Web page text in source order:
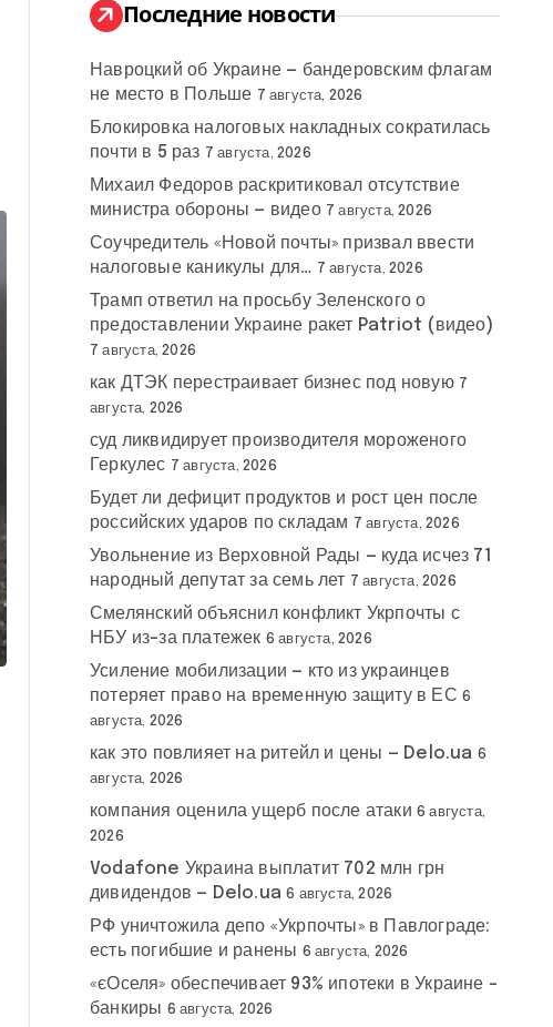
:
Последние новости
Навроцкий об Украине — бандеровским флагам
не место в Польше 7 августа, 2026
Блокировка налоговых накладных сократилась
почти в 5 раз 7 августа, 2026
Михаил Федоров раскритиковал отсутствие
министра обороны — видео 7 августа, 2026
Соучредитель «Новой почты» призвал ввести
налоговые каникулы для… 7 августа, 2026
Трамп ответил на просьбу Зеленского о
предоставлении Украине ракет Patriot (видео)
7 августа, 2026
как ДТЭК перестраивает бизнес под новую 7
августа, 2026
суд ликвидирует производителя мороженого
Геркулес 7 августа, 2026
Будет ли дефицит продуктов и рост цен после
российских ударов по складам 7 августа, 2026
Увольнение из Верховной Рады — куда исчез 71
народный депутат за семь лет 7 августа, 2026
Смелянский объяснил конфликт Укрпочты с
НБУ из-за платежек 6 августа, 2026
Усиление мобилизации — кто из украинцев
потеряет право на временную защиту в ЕС 6
августа, 2026
как это повлияет на ритейл и цены — Delo.ua 6
августа, 2026
компания оценила ущерб после атаки 6 августа,
2026
Vodafone Украина выплатит 702 млн грн
дивидендов — Delo.ua 6 августа, 2026
РФ уничтожила депо «Укрпочты» в Павлограде:
есть погибшие и ранены 6 августа, 2026
«єОселя» обеспечивает 93% ипотеки в Украине –
банкиры 6 августа, 2026